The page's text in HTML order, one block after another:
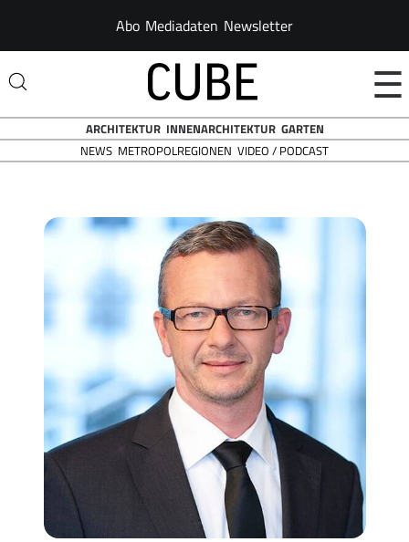
Abo Mediadaten Newsletter
☰
ARCHITEKTUR INNENARCHITEKTUR GARTEN
NEWS METROPOLREGIONEN VIDEO / PODCAST